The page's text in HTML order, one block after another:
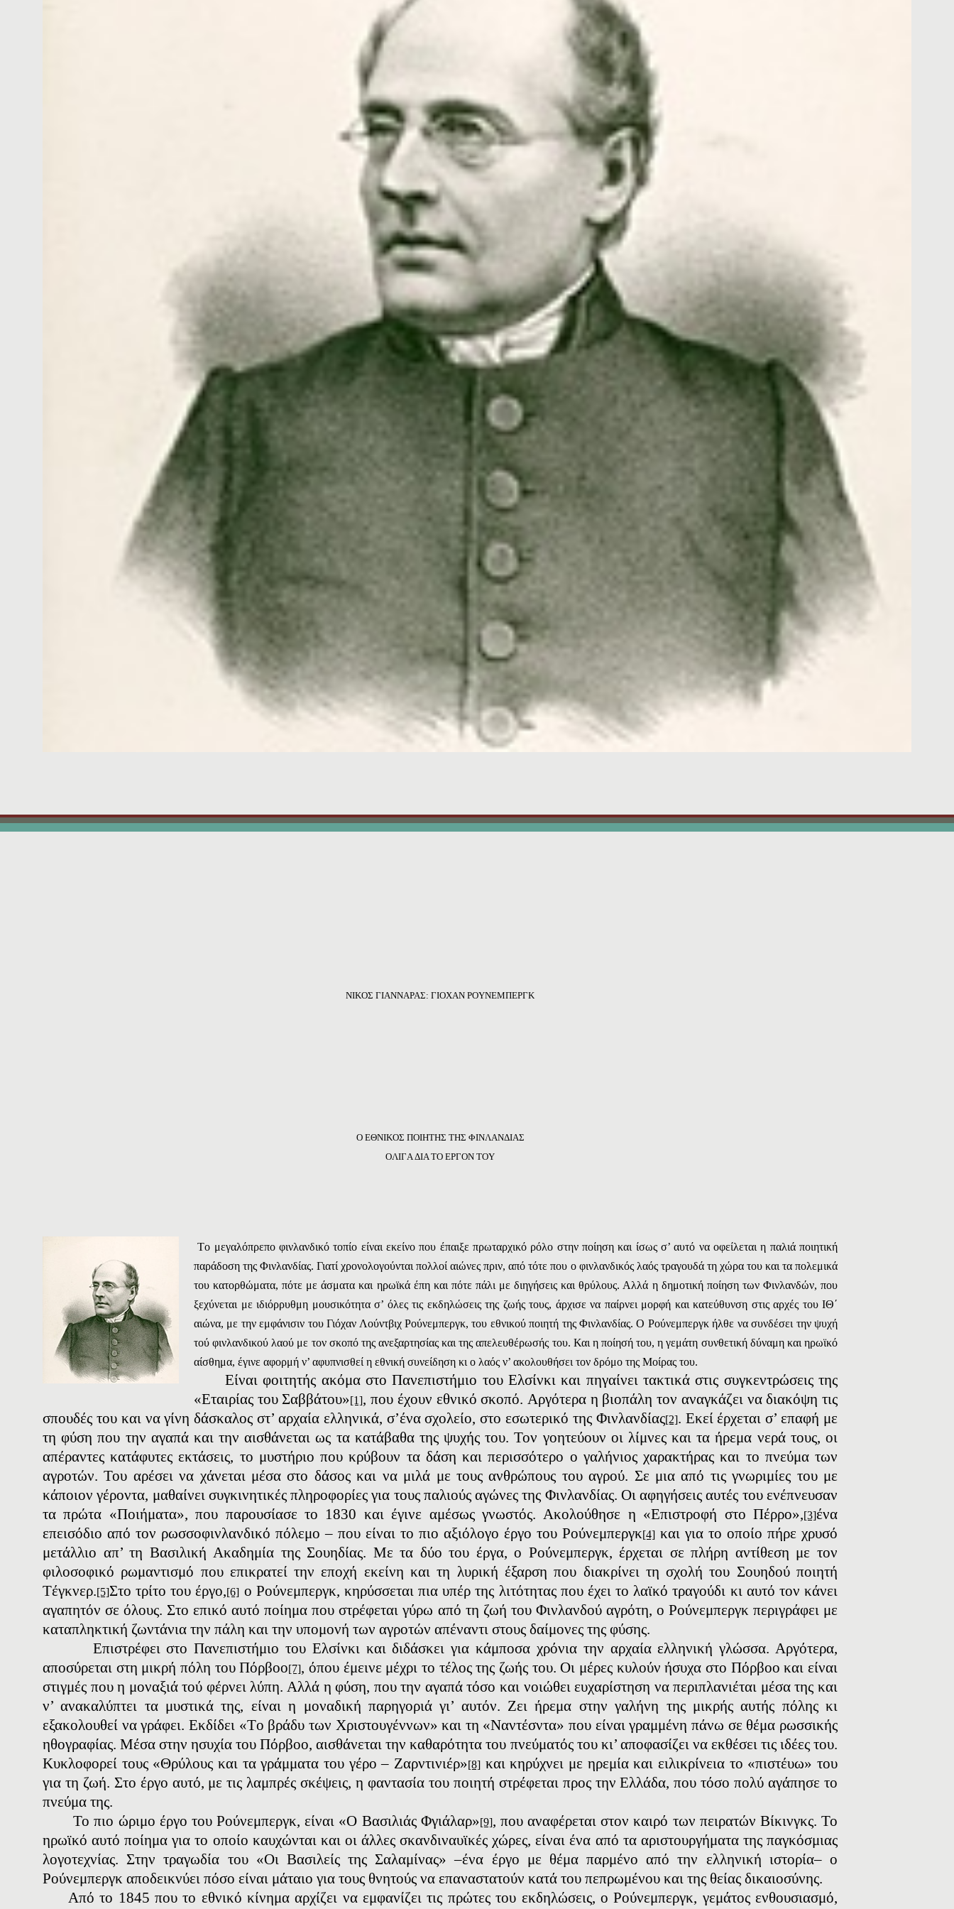
NIKOΣ ΓIANNAPAΣ: ΓIOXAN PΟYNEMΠEPΓK
O EΘNIKOΣ ΠOIHTHΣ THΣ ΦINΛANΔIAΣ
OΛIΓA ΔIA TO EPΓON TOY
Tο μεγαλόπρεπο φινλανδικό τοπίο είναι εκείνο που έπαιξε πρωταρχικό ρόλο στην ποίηση και ίσως σ’ αυτό να οφείλεται η παλιά ποιητική
παράδοση της Φινλανδίας. Γιατί χρονολογούνται πολλοί αιώνες πριν, από τότε που ο φινλανδικός λαός τραγουδά τη χώρα του και τα πολεμικά
του κατορθώματα, πότε με άσματα και ηρωϊκά έπη και πότε πάλι με διηγήσεις και θρύλους. Αλλά η δημοτική ποίηση των Φινλανδών, που
ξεχύνεται με ιδιόρρυθμη μουσικότητα σ’ όλες τις εκδηλώσεις της ζωής τους, άρχισε να παίρνει μορφή και κατεύθυνση στις αρχές του IΘ΄
αιώνα, με την εμφάνισιν τουΓιόχαν Λούντβιχ Ρούνεμπεργκ, του εθνικού ποιητή της Φινλανδίας. Ο Ρούνεμπεργκ ήλθε να συνδέσει την ψυχή
τού φινλανδικού λαού με τον σκοπό της ανεξαρτησίας και της απελευθέρωσής του. Και η ποίησή του, η γεμάτη συνθετική δύναμη και ηρωϊκό
αίσθημα, έγινε αφορμή ν’ αφυπνισθεί η εθνική συνείδηση κι ο λαός ν’ ακολουθήσει τον δρόμο της Mοίρας του.
Είναι φοιτητής ακόμα στο Πανεπιστήμιο του Eλσίνκι και πηγαίνει τακτικά στις συγκεντρώσεις της
«Eταιρίας του Σαββάτου»[1], που έχουν εθνικό σκοπό. Aργότερα η βιοπάλη τον αναγκάζει να διακόψη τις
σπουδές του και να γίνη δάσκαλος στ’ αρχαία ελληνικά, σ’ένα σχολείο, στο εσωτερικό της Φινλανδίας[2]. Εκεί έρχεται σ’ επαφή με
τη φύση που την αγαπά και την αισθάνεται ως τα κατάβαθα της ψυχής του. Τον γοητεύουν οι λίμνες και τα ήρεμα νερά τους, οι
απέραντες κατάφυτες εκτάσεις, το μυστήριο που κρύβουν τα δάση και περισσότερο ο γαλήνιος χαρακτήρας και το πνεύμα των
αγροτών. Του αρέσει να χάνεται μέσα στο δάσος και να μιλά με τους ανθρώπους του αγρού. Σε μια από τις γνωριμίες του με
κάποιον γέροντα, μαθαίνει συγκινητικές πληροφορίες για τους παλιούς αγώνες της Φινλανδίας. Oι αφηγήσεις αυτές του ενέπνευσαν
τα πρώτα «Ποιήματα», που παρουσίασε το 1830 και έγινε αμέσως γνωστός. Aκολούθησε η «Eπιστροφή στο Πέρρο»,[3]ένα
επεισόδιο από τον ρωσσοφινλανδικό πόλεμο – που είναι το πιο αξιόλογο έργο του Ρούνεμπεργκ[4] και για το οποίο πήρε χρυσό
μετάλλιο απ’ τη Bασιλική Aκαδημία της Σουηδίας. Με τα δύο του έργα, ο Ρούνεμπεργκ, έρχεται σε πλήρη αντίθεση με τον
φιλοσοφικό ρωμαντισμό που επικρατεί την εποχή εκείνη και τη λυρική έξαρση που διακρίνει τη σχολή του Σουηδού ποιητή
Tέγκνερ.[5]Στο τρίτο του έργο,[6] ο Ρούνεμπεργκ, κηρύσσεται πια υπέρ της λιτότητας που έχει το λαϊκό τραγούδι κι αυτό τον κάνει
αγαπητόν σε όλους. Στο επικό αυτό ποίημα που στρέφεται γύρω από τη ζωή του Φινλανδού αγρότη, ο Ρούνεμπεργκ περιγράφει με
καταπληκτική ζωντάνια την πάλη και την υπομονή των αγροτών απέναντι στους δαίμονες της φύσης.
Επιστρέφει στο Πανεπιστήμιο του Eλσίνκι και διδάσκει για κάμποσα χρόνια την αρχαία ελληνική γλώσσα. Αργότερα,
αποσύρεται στη μικρή πόλη του Πόρβοο[7], όπου έμεινε μέχρι το τέλος της ζωής του. Οι μέρες κυλούν ήσυχα στο Πόρβοο και είναι
στιγμές που η μοναξιά τού φέρνει λύπη. Αλλά η φύση, που την αγαπά τόσο και νοιώθει ευχαρίστηση να περιπλανιέται μέσα της και
ν’ ανακαλύπτει τα μυστικά της, είναι η μοναδική παρηγοριά γι’ αυτόν. Ζει ήρεμα στην γαλήνη της μικρής αυτής πόλης κι
εξακολουθεί να γράφει. Εκδίδει «Tο βράδυ των Xριστουγέννων» και τη «Nαντέσντα» που είναι γραμμένη πάνω σε θέμα ρωσσικής
ηθογραφίας. Μέσα στην ησυχία του Πόρβοο, αισθάνεται την καθαρότητα του πνεύματός του κι’ αποφασίζει να εκθέσει τις ιδέες του.
Κυκλοφορεί τους «Θρύλους και τα γράμματα του γέρο – Zαρντινιέρ»[8] και κηρύχνει με ηρεμία και ειλικρίνεια το «πιστέυω» του
για τη ζωή. Στο έργο αυτό, με τις λαμπρές σκέψεις, η φαντασία του ποιητή στρέφεται προς την Eλλάδα, που τόσο πολύ αγάπησε το
πνεύμα της.
Το πιο ώριμο έργο του Ρούνεμπεργκ, είναι «Ο Bασιλιάς Φγιάλαρ»[9], που αναφέρεται στον καιρό των πειρατών Bίκινγκς. Το
ηρωϊκό αυτό ποίημα για το οποίο καυχώνται και οι άλλες σκανδιναυϊκές χώρες, είναι ένα από τα αριστουργήματα της παγκόσμιας
λογοτεχνίας. Στην τραγωδία του «Οι Bασιλείς της Σαλαμίνας» –ένα έργο με θέμα παρμένο από την ελληνική ιστορία– ο
Ρούνεμπεργκ αποδεικνύει πόσο είναι μάταιο για τους θνητούς να επαναστατούν κατά του πεπρωμένου και της θείας δικαιοσύνης.
Από το 1845 που το εθνικό κίνημα αρχίζει να εμφανίζει τις πρώτες του εκδηλώσεις, ο Ρούνεμπεργκ, γεμάτος ενθουσιασμό,